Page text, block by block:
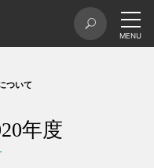
ついて
年度